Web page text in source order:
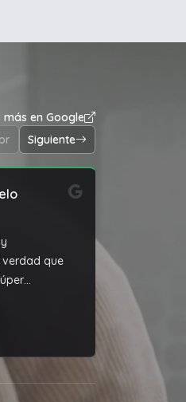
más en Google
Siguiente
verdad que
01/04/2026